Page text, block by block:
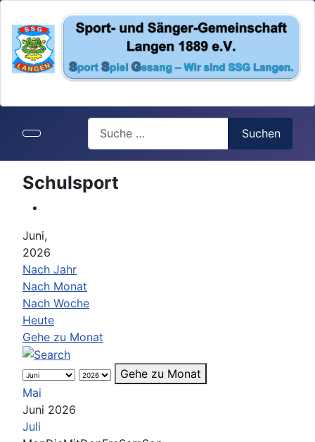
Search
Suchen
Schulsport
Juni,
2026
Nach Jahr
Nach Monat
Nach Woche
Heute
Gehe zu Monat
Gehe zu Monat
Mai
Juni 2026
Juli